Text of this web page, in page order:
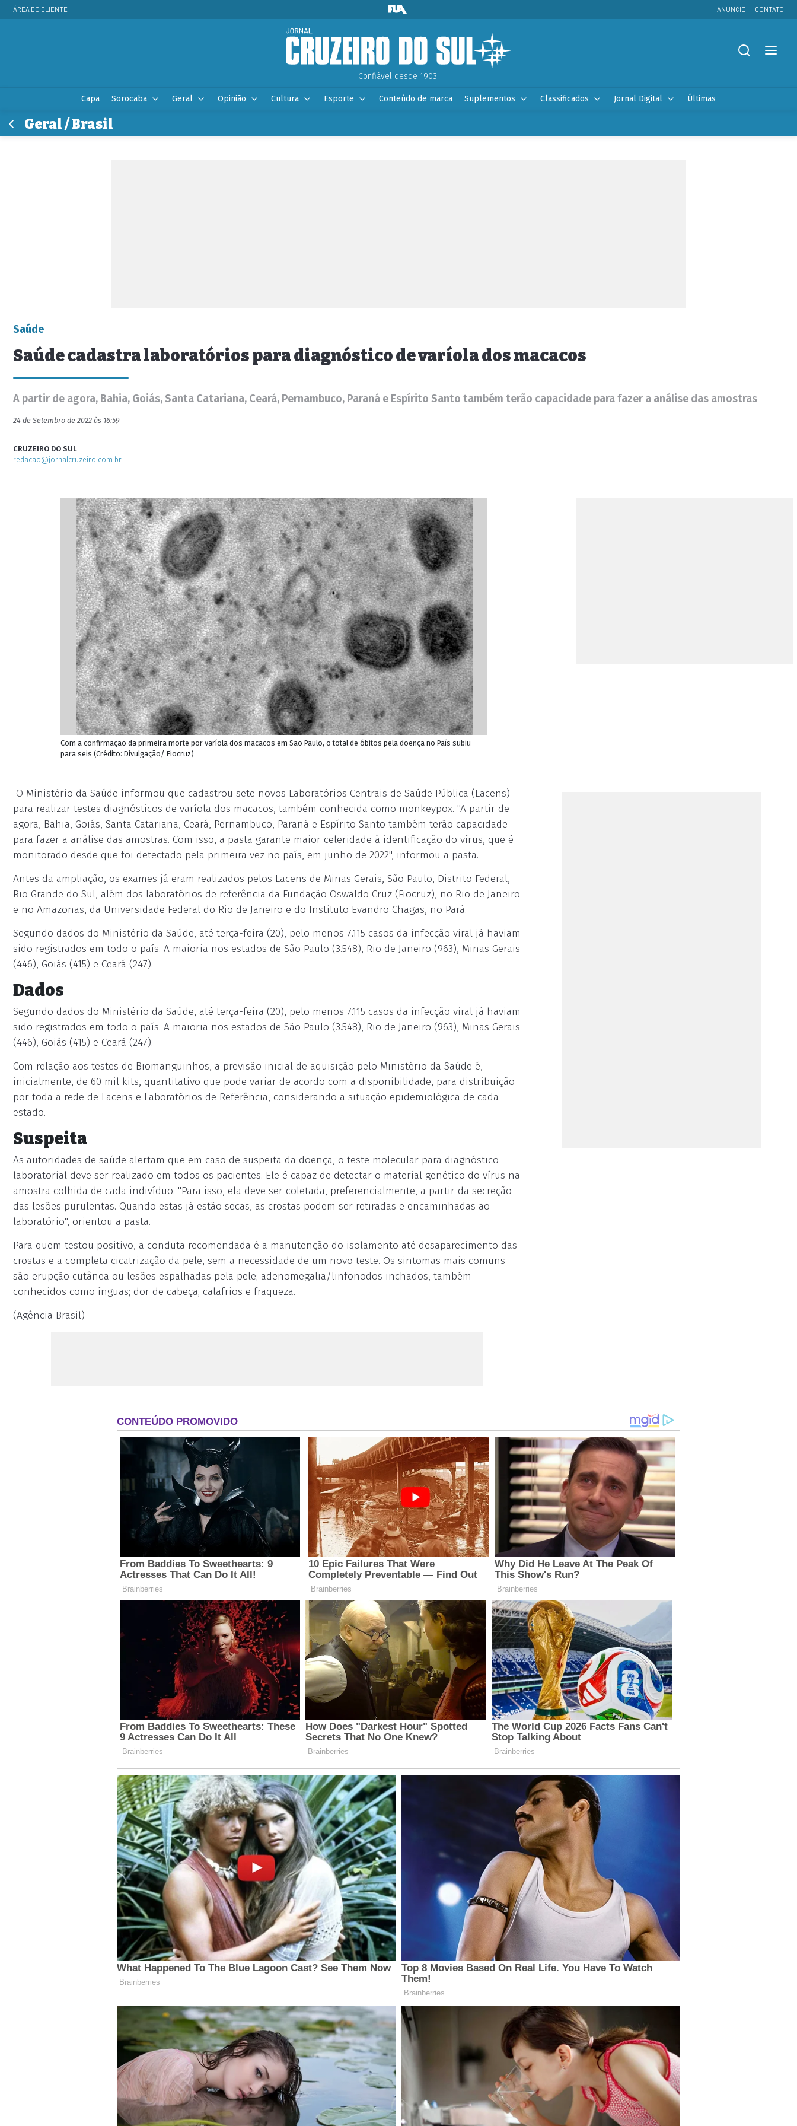
ÁREA DO CLIENTE ANUNCIE CONTATO
Confiável desde 1903.
Capa Sorocaba Geral Opinião Cultura Esporte Conteúdo de marca Suplementos Classificados Jornal Digital Últimas
Geral / Brasil
Saúde
Saúde cadastra laboratórios para diagnóstico de varíola dos macacos
A partir de agora, Bahia, Goiás, Santa Catariana, Ceará, Pernambuco, Paraná e Espírito Santo também terão capacidade para fazer a análise das amostras
24 de Setembro de 2022 às 16:59
CRUZEIRO DO SUL
redacao@jornalcruzeiro.com.br
Com a confirmação da primeira morte por varíola dos macacos em São Paulo, o total de óbitos pela doença no País subiu
para seis (Crédito: Divulgação/ Fiocruz)
O Ministério da Saúde informou que cadastrou sete novos Laboratórios Centrais de Saúde Pública (Lacens)
para realizar testes diagnósticos de varíola dos macacos, também conhecida como monkeypox. "A partir de
agora, Bahia, Goiás, Santa Catariana, Ceará, Pernambuco, Paraná e Espírito Santo também terão capacidade
para fazer a análise das amostras. Com isso, a pasta garante maior celeridade à identificação do vírus, que é
monitorado desde que foi detectado pela primeira vez no país, em junho de 2022", informou a pasta.
Antes da ampliação, os exames já eram realizados pelos Lacens de Minas Gerais, São Paulo, Distrito Federal,
Rio Grande do Sul, além dos laboratórios de referência da Fundação Oswaldo Cruz (Fiocruz), no Rio de Janeiro
e no Amazonas, da Universidade Federal do Rio de Janeiro e do Instituto Evandro Chagas, no Pará.
Segundo dados do Ministério da Saúde, até terça-feira (20), pelo menos 7.115 casos da infecção viral já haviam
sido registrados em todo o país. A maioria nos estados de São Paulo (3.548), Rio de Janeiro (963), Minas Gerais
(446), Goiás (415) e Ceará (247).
Dados
Segundo dados do Ministério da Saúde, até terça-feira (20), pelo menos 7.115 casos da infecção viral já haviam
sido registrados em todo o país. A maioria nos estados de São Paulo (3.548), Rio de Janeiro (963), Minas Gerais
(446), Goiás (415) e Ceará (247).
Com relação aos testes de Biomanguinhos, a previsão inicial de aquisição pelo Ministério da Saúde é,
inicialmente, de 60 mil kits, quantitativo que pode variar de acordo com a disponibilidade, para distribuição
por toda a rede de Lacens e Laboratórios de Referência, considerando a situação epidemiológica de cada
estado.
Suspeita
As autoridades de saúde alertam que em caso de suspeita da doença, o teste molecular para diagnóstico
laboratorial deve ser realizado em todos os pacientes. Ele é capaz de detectar o material genético do vírus na
amostra colhida de cada indivíduo. "Para isso, ela deve ser coletada, preferencialmente, a partir da secreção
das lesões purulentas. Quando estas já estão secas, as crostas podem ser retiradas e encaminhadas ao
laboratório", orientou a pasta.
Para quem testou positivo, a conduta recomendada é a manutenção do isolamento até desaparecimento das
crostas e a completa cicatrização da pele, sem a necessidade de um novo teste. Os sintomas mais comuns
são erupção cutânea ou lesões espalhadas pela pele; adenomegalia/linfonodos inchados, também
conhecidos como ínguas; dor de cabeça; calafrios e fraqueza.
(Agência Brasil)